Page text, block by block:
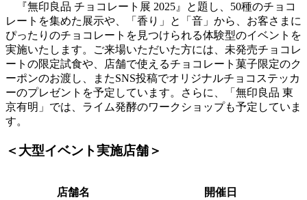
『無印良品 チョコレート展 2025』と題し、50種のチョコ
レートを集めた展示や、「香り」と「音」から、お客さまに
ぴったりのチョコレートを見つけられる体験型のイベントを
実施いたします。ご来場いただいた方には、未発売チョコレ
ートの限定試食や、店舗で使えるチョコレート菓子限定のク
ーポンのお渡し、またSNS投稿でオリジナルチョコステッカ
ーのプレゼントを予定しています。さらに、「無印良品 東
京有明」では、ライム発酵のワークショップも予定していま
す。
＜大型イベント実施店舗＞
店舗名 開催日